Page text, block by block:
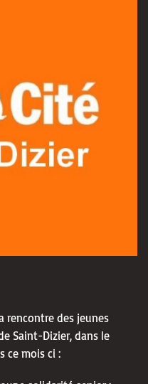
rencontre des jeunes
Saint-Dizier, dans le
ce mois ci :